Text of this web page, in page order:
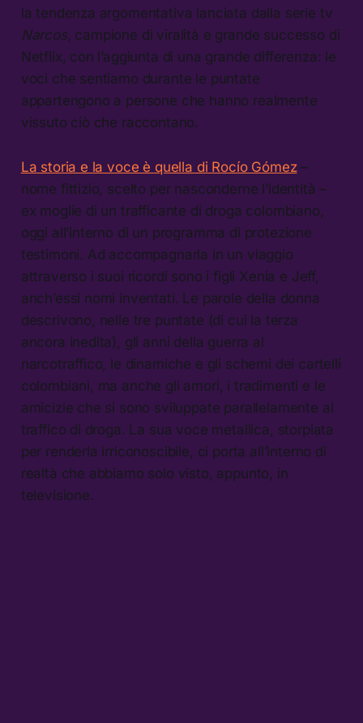
la tendenza argomentativa lanciata dalla serie tv
Narcos, campione di viralità e grande successo di
Netflix, con l’aggiunta di una grande differenza: le
voci che sentiamo durante le puntate
appartengono a persone che hanno realmente
vissuto ciò che raccontano.
La storia e la voce è quella di Rocío Gómez–
nome fittizio, scelto per nasconderne l’identità –
ex moglie di un trafficante di droga colombiano,
oggi all’interno di un programma di protezione
testimoni. Ad accompagnarla in un viaggio
attraverso i suoi ricordi sono i figli Xenia e Jeff,
anch’essi nomi inventati. Le parole della donna
descrivono, nelle tre puntate (di cui la terza
ancora inedita), gli anni della guerra al
narcotraffico, le dinamiche e gli schemi dei cartelli
colombiani, ma anche gli amori, i tradimenti e le
amicizie che si sono sviluppate parallelamente al
traffico di droga. La sua voce metallica, storpiata
per renderla irriconoscibile, ci porta all’interno di
realtà che abbiamo solo visto, appunto, in
televisione.